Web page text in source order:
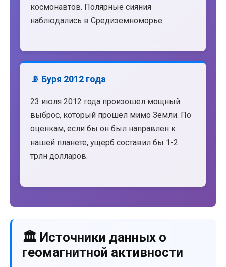
космонавтов. Полярные сияния
наблюдались в Средиземноморье.
📡 Буря 2012 года
23 июля 2012 года произошел мощный
выброс, который прошел мимо Земли. По
оценкам, если бы он был направлен к
нашей планете, ущерб составил бы 1-2
трлн долларов.
🏛️ Источники данных о
геомагнитной активности